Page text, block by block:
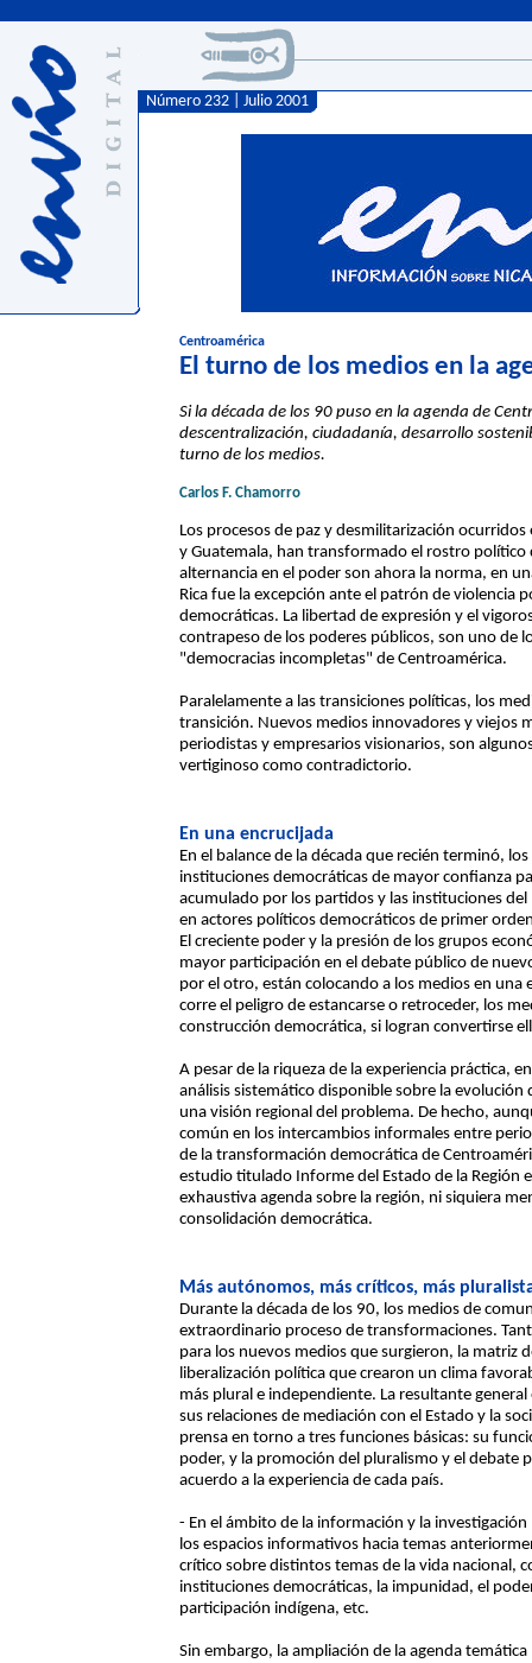
Número 232 | Julio 2001
Centroamérica
El turno de los medios en la
Si la década de los 90 puso en la agenda de
descentralización, ciudadanía, desarrollo
turno de los medios.
Carlos F. Chamorro
Los procesos de paz y desmilitarización
y Guatemala, han transformado el rostro político
alternancia en el poder son ahora la norma, en
Rica fue la excepción ante el patrón de violencia
democráticas. La libertad de expresión y el
contrapeso de los poderes públicos, son uno de
"democracias incompletas" de Centroamérica.
Paralelamente a las transiciones políticas, los
transición. Nuevos medios innovadores y viejos
periodistas y empresarios visionarios, son
vertiginoso como contradictorio.
En una encrucijada
En el balance de la década que recién terminó,
instituciones democráticas de mayor confianza
acumulado por los partidos y las instituciones
en actores políticos democráticos de primer
El creciente poder y la presión de los grupos
mayor participación en el debate público de
por el otro, están colocando a los medios en
corre el peligro de estancarse o retroceder, los
construcción democrática, si logran convertirse
A pesar de la riqueza de la experiencia práctica,
análisis sistemático disponible sobre la evolución
una visión regional del problema. De hecho,
común en los intercambios informales entre
de la transformación democrática de
estudio titulado Informe del Estado de la Región
exhaustiva agenda sobre la región, ni siquiera
consolidación democrática.
Más autónomos, más críticos, más
Durante la década de los 90, los medios de
extraordinario proceso de transformaciones.
para los nuevos medios que surgieron, la matriz
liberalización política que crearon un clima
más plural e independiente. La resultante
sus relaciones de mediación con el Estado y la
prensa en torno a tres funciones básicas: su
poder, y la promoción del pluralismo y el debate
acuerdo a la experiencia de cada país.
- En el ámbito de la información y la
los espacios informativos hacia temas
crítico sobre distintos temas de la vida nacional,
instituciones democráticas, la impunidad, el
participación indígena, etc.
Sin embargo, la ampliación de la agenda